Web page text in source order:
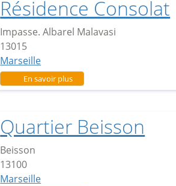
Résidence Consolat
Impasse. Albarel Malavasi
13015
Marseille
En savoir plussur Résidence Consolat
Quartier Beisson
Beisson
13100
Marseille